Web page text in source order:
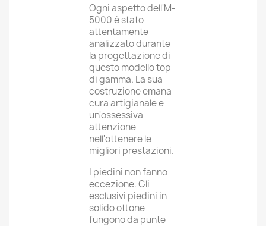
Ogni aspetto dell'M-
5000 è stato
attentamente
analizzato durante
la progettazione di
questo modello top
di gamma. La sua
costruzione emana
cura artigianale e
un'ossessiva
attenzione
nell'ottenere le
migliori prestazioni.
I piedini non fanno
eccezione. Gli
esclusivi piedini in
solido ottone
fungono da punte